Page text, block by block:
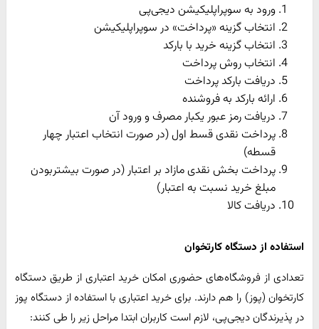
ورود به سوپراپلیکیشن دیجی‌پی
انتخاب گزینه «پرداخت» در سوپراپلیکیشن
انتخاب گزینه خرید با بارکد
انتخاب روش پرداخت
دریافت بارکد پرداخت
ارائه بارکد به فروشنده
دریافت رمز عبور یکبار مصرف و ورود آن
پرداخت نقدی قسط اول (در صورت انتخاب اعتبار چهار
قسطه)
پرداخت بخش نقدی مازاد بر اعتبار (در صورت بیشتربودن
مبلغ خرید نسبت به اعتبار)
دریافت کالا
استفاده از دستگاه کارتخوان
تعدادی از فروشگاه‌های حضوری امکان خرید اعتباری از طریق دستگاه
کارتخوان (پوز) را هم دارند. برای خرید اعتباری با استفاده از دستگاه پوز
در پذیرندگان دیجی‌پی، لازم است کاربران ابتدا مراحل زیر را طی کنند: